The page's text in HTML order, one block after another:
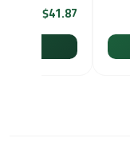
$41.87